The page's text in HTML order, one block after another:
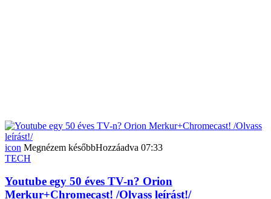
icon Megnézem későbbHozzáadva 07:33
TECH
Youtube egy 50 éves TV-n? Orion
Merkur+Chromecast! /Olvass leírást!/